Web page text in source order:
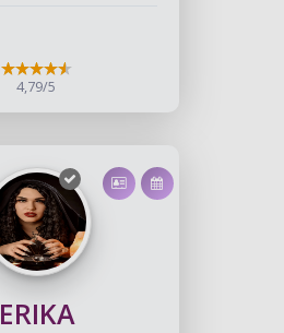
4,79/5
ERIKA